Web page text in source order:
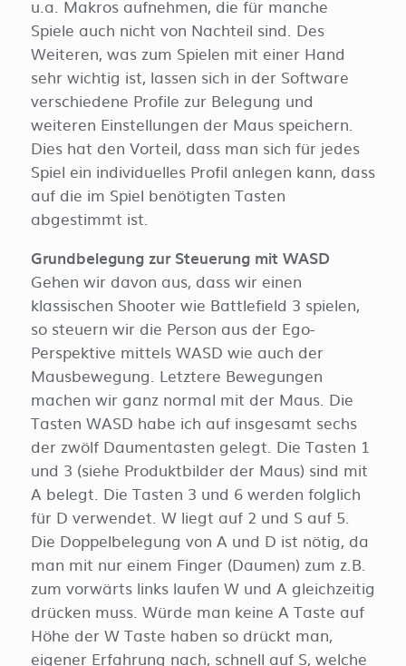
u.a. Makros aufnehmen, die für manche
Spiele auch nicht von Nachteil sind. Des
Weiteren, was zum Spielen mit einer Hand
sehr wichtig ist, lassen sich in der Software
verschiedene Profile zur Belegung und
weiteren Einstellungen der Maus speichern.
Dies hat den Vorteil, dass man sich für jedes
Spiel ein individuelles Profil anlegen kann, dass
auf die im Spiel benötigten Tasten
abgestimmt ist.
Grundbelegung zur Steuerung mit WASD
Gehen wir davon aus, dass wir einen
klassischen Shooter wie Battlefield 3 spielen,
so steuern wir die Person aus der Ego-
Perspektive mittels WASD wie auch der
Mausbewegung. Letztere Bewegungen
machen wir ganz normal mit der Maus. Die
Tasten WASD habe ich auf insgesamt sechs
der zwölf Daumentasten gelegt. Die Tasten 1
und 3 (siehe Produktbilder der Maus) sind mit
A belegt. Die Tasten 3 und 6 werden folglich
für D verwendet. W liegt auf 2 und S auf 5.
Die Doppelbelegung von A und D ist nötig, da
man mit nur einem Finger (Daumen) zum z.B.
zum vorwärts links laufen W und A gleichzeitig
drücken muss. Würde man keine A Taste auf
Höhe der W Taste haben so drückt man,
eigener Erfahrung nach, schnell auf S, welche